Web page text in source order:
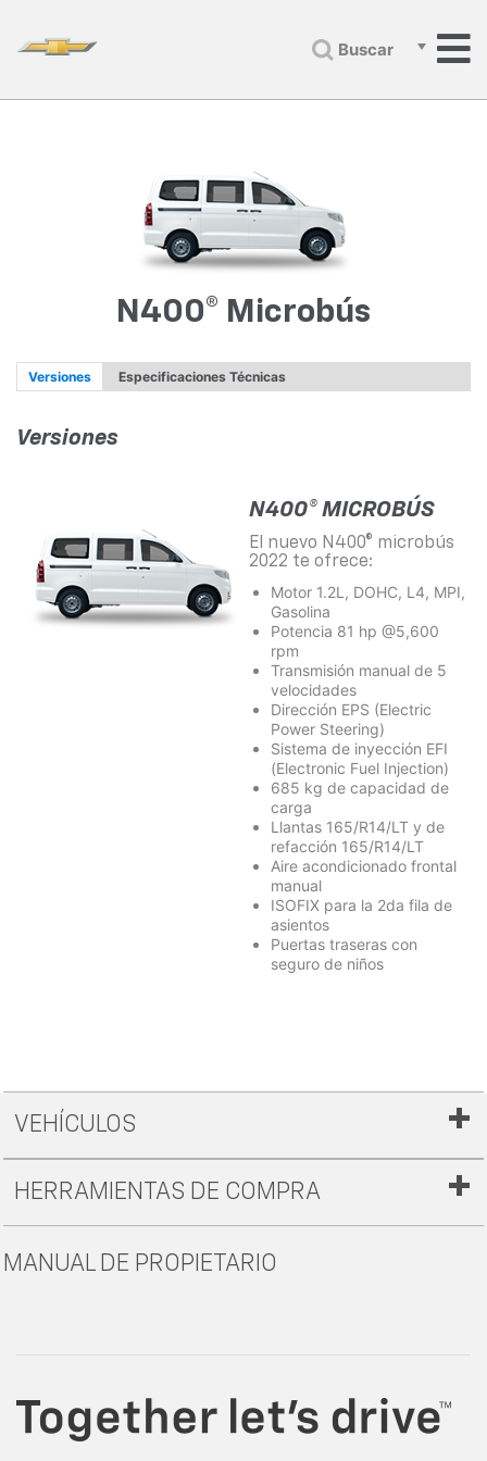
Buscar
N400® Microbús
Versiones Especificaciones Técnicas
Versiones
N400® MICROBÚS
El nuevo N400® microbús
2022 te ofrece:
Motor 1.2L, DOHC, L4, MPI,
Gasolina
Potencia 81 hp @5,600
rpm
Transmisión manual de 5
velocidades
Dirección EPS (Electric
Power Steering)
Sistema de inyección EFI
(Electronic Fuel Injection)
685 kg de capacidad de
carga
Llantas 165/R14/LT y de
refacción 165/R14/LT
Aire acondicionado frontal
manual
ISOFIX para la 2da fila de
asientos
Puertas traseras con
seguro de niños
VEHÍCULOS
HERRAMIENTAS DE COMPRA
MANUAL DE PROPIETARIO